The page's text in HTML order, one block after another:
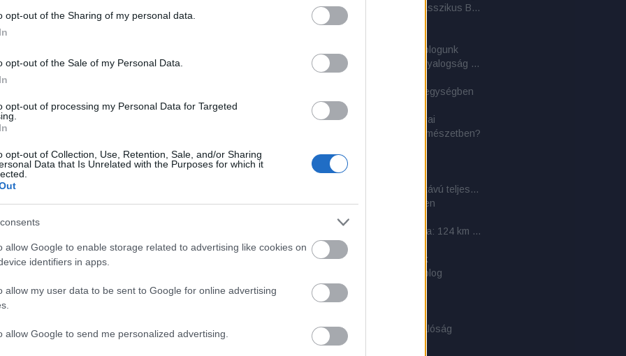
opt-out of the Sharing of my personal data.
opt-out of the Sale of my Personal Data.
opt-out of processing my Personal Data for Targeted
opt-out of Collection, Use, Retention, Sale, and/or Sharing
Data that Is Unrelated with the Purposes for which it
allow Google to enable storage related to advertising like cookies on
identifiers in apps.
allow my user data to be sent to Google for online advertising
allow Google to send me personalized advertising.
is unikumnak érződött, hiszen később sem volt
volna. Makrai Ales ugyan írt ide később is
harcászati- és túlélőgyakorlatról, pár évvel
De igazán aktívan inkább a Kaliberben és a
volt jelen, ahol késekről és késhasználatról
szerelme.
A BDU-nadrág és társai 1. – A klasszikus BDU-változat
Pantac taktikai zsák
Szolgálati közlemény - 2 éves a blogunk
Túlélőkönyv a Királyi Tengerészgyalogság közreműködésével
Barangolások az Erdélyi-szigethegységben
Bear Grylls: A vadon törvényei
Mindennapi kultúránk hagyományai
Kós Károly: Mihez kezdjünk a természetben?
Túlélő szómagyarázat
Cél a Kinizsi Százas – a hosszútávú teljesítménytúrázás titkai: 6. rész - 2011-es beszámolók
Avarmenedék - kunyhó az erdőben
Guggolás - pihenés
Mátra Közösségi Teljesítménytúra: 124 km kulináris élvezet
A brit PLCE szerelék
Poncsóbélés: takaró és hálózsák
Szolgálati közlemény - 1 éves a blog
Ray Mears: A túlélés kézikönyve
Helikon-Tex softshell dzseki
A túlélés törvényei (1x01) és a valóság
A MOLLE-rendszer